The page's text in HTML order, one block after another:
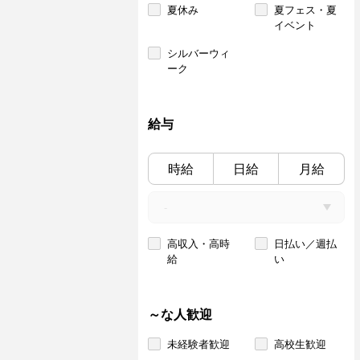
夏休み
夏フェス・夏
イベント
シルバーウィ
ーク
給与
時給 日給 月給
高収入・高時
給
日払い／週払
い
～な人歓迎
未経験者歓迎 高校生歓迎